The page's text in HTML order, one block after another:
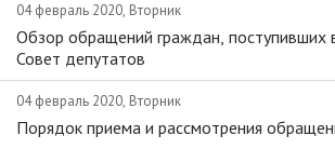
04 февраль 2020, Вторник
Обзор обращений граждан, поступивших
Совет депутатов
04 февраль 2020, Вторник
Порядок приема и рассмотрения